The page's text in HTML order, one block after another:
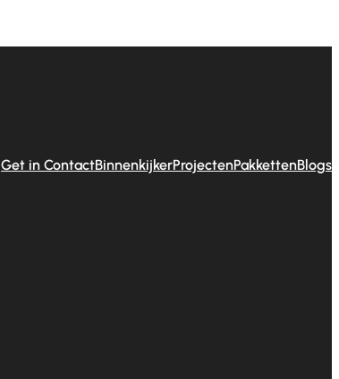
Get in ContactBinnenkijkerProjectenPakkettenBlogs